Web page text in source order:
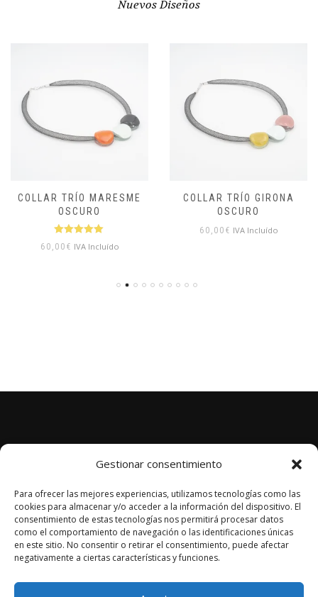
Gestionar consentimiento
Para ofrecer las mejores experiencias, utilizamos tecnologías como las
cookies para almacenar y/o acceder a la información del dispositivo. El
consentimiento de estas tecnologías nos permitirá procesar datos
como el comportamiento de navegación o las identificaciones únicas
en este sitio. No consentir o retirar el consentimiento, puede afectar
negativamente a ciertas características y funciones.
Nuevos Diseños
COLLAR TRÍO MARESME
OSCURO
Valorado
con 5.00de
60,00 € IVA Incluído
COLLAR TRÍO GIRONA
OSCURO
60,00 € IVA Incluído
Términos de Revocación
Política de Privacidad
Mi cuenta